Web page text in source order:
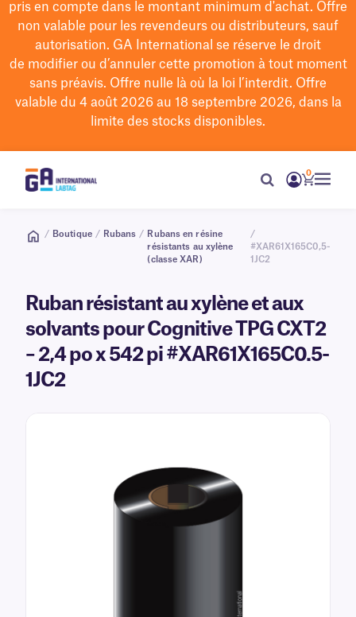
pris en compte dans le montant minimum d'achat. Offre
non valable pour les revendeurs ou distributeurs, sauf
autorisation. GA International se réserve le droit
de modifierou d’annuler cette promotion à tout moment
sans préavis. Offre nulle là où la loi l’interdit. Offre
valable du 4 août 2026 au 18 septembre 2026, dans la
limite des stocks disponibles.
0
/ Boutique / Rubans / Rubans en résine
résistants au xylène
(classe XAR)
/
#XAR61X165C0,5-
1JC2
Ruban résistant au xylène et aux
solvants pour Cognitive TPG CXT2
– 2,4 po x 542 pi #XAR61X165C0.5-
1JC2